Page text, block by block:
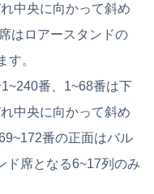
中央に向かって斜め
はロアースタンドの
す。
番、1~68番は下
中央に向かって斜め
番の正面はバル
ド席となる6~17列のみ